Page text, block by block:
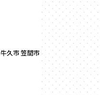
牛久市笠間市